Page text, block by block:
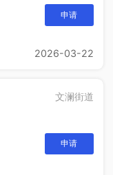
申请
2026-03-22
文澜街道
申请